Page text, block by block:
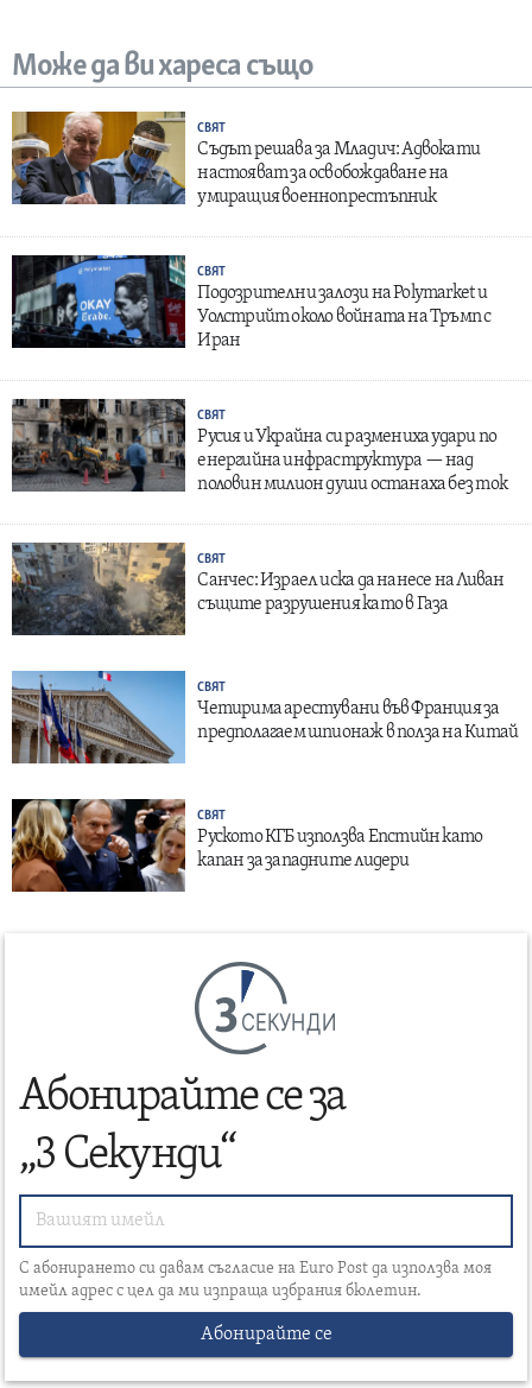
Може да ви хареса също
СВЯТ
Съдът решава за Младич: Адвокати
настояват за освобождаване на
умиращия военнопрестъпник
СВЯТ
Подозрителни залози на Polymarket и
Уолстрийт около войната на Тръмп с
Иран
СВЯТ
Русия и Украйна си размениха удари по
енергийна инфраструктура — над
половин милион души останаха без ток
СВЯТ
Санчес: Израел иска да нанесе на Ливан
същите разрушения като в Газа
СВЯТ
Четирима арестувани във Франция за
предполагаем шпионаж в полза на Китай
СВЯТ
Руското КГБ използва Епстийн като
капан за западните лидери
СЕКУНДИ
Абонирайте се за
„3 Секунди“
С абонирането си давам съгласие на Euro Post да използва моя
имейл адрес с цел да ми изпраща избрания бюлетин.
Абонирайте се